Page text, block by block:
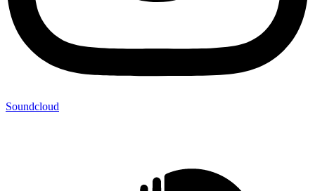
Soundcloud